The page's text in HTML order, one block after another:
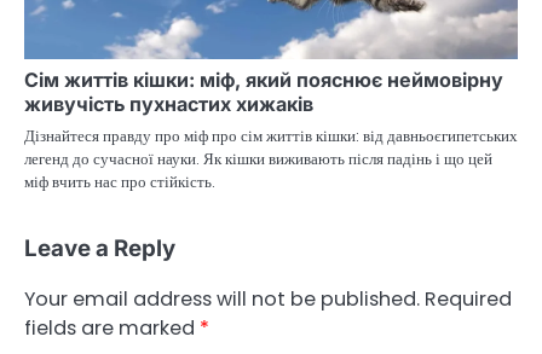
Сім життів кішки: міф, який пояснює неймовірну
живучість пухнастих хижаків
Дізнайтеся правду про міф про сім життів кішки: від давньоєгипетських
легенд до сучасної науки. Як кішки виживають після падінь і що цей
міф вчить нас про стійкість.
Leave a Reply
Your email address will not be published. Required
fields are marked *